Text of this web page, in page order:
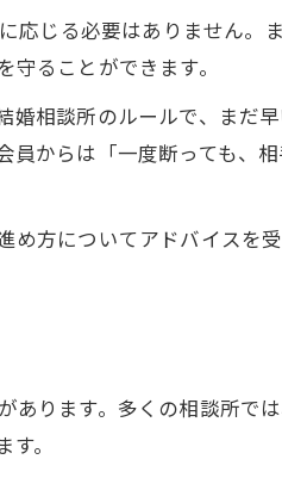
交換を断る伝え方のコツ
経由で安心できる断り方とは
で相手との距離を保つ連絡法
む女性が知るべき結婚相談所
を活用した安心の情報交換術
円滑に進める結婚相談所の
失敗しないコツを伝授
応じる必要はありません
ることができます。
相談所のルールで、まだ
からは「一度断っても、
方についてアドバイスを
ります。多くの相談所で
。